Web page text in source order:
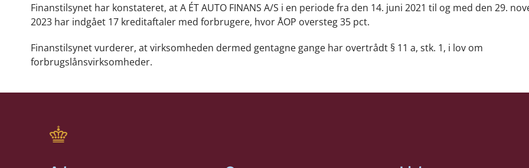
Finanstilsynet har konstateret, at A ÉT AUTO FINANS A/S i en periode fra den 14. juni 2021 til og med den 29.
2023 har indgået 17 kreditaftaler med forbrugere, hvor ÅOP oversteg 35 pct.
Finanstilsynet vurderer, at virksomheden dermed gentagne gange har overtrådt § 11 a, stk. 1, i lov om
forbrugslånsvirksomheder.